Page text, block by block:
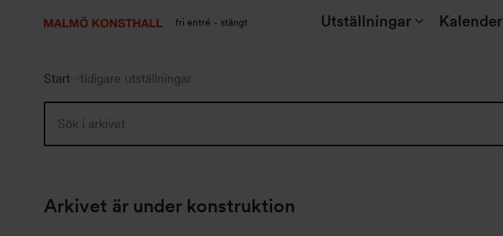
Tillgänglighetsredogörelse
fri entré - stängt Utställningar Kalender
Start tidigare utställningar
Arkivet är under konstruktion